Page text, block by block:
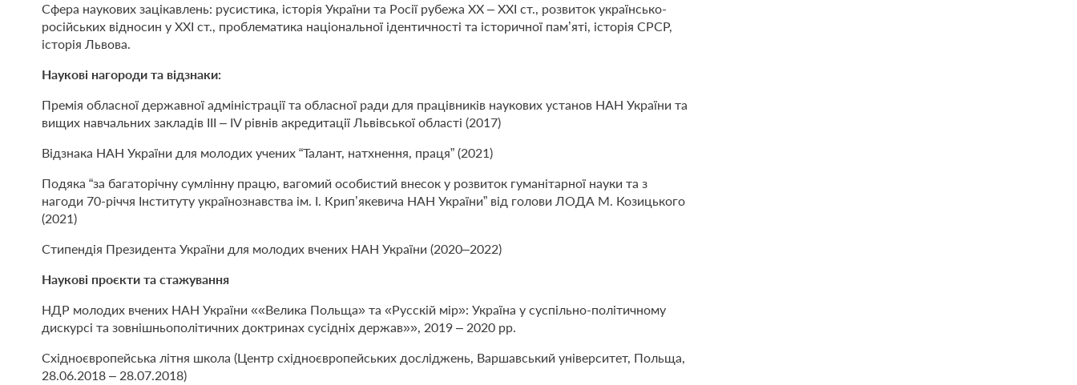
Сфера наукових зацікавлень: русистика, історія України та Росії рубежа XX – XXI ст., розвиток українсько-
російських відносин у XXI ст., проблематика національної ідентичності та історичної пам’яті, історія СРСР,
історія Львова.
Наукові нагороди та відзнаки:
Премія обласної державної адміністрації та обласної ради для працівників наукових установ НАН України та
вищих навчальних закладів III – IV рівнів акредитації Львівської області (2017)
Відзнака НАН України для молодих учених “Талант, натхнення, праця” (2021)
Подяка “за багаторічну сумлінну працю, вагомий особистий внесок у розвиток гуманітарної науки та з
нагоди 70-річчя Інституту українознавства ім. І. Крип’якевича НАН України” від голови ЛОДА М. Козицького
(2021)
Стипендія Президента України для молодих вчених НАН України (2020–2022)
Наукові проєкти та стажування
НДР молодих вчених НАН України ««Велика Польща» та «Русскій мір»: Україна у суспільно-політичному
дискурсі та зовнішньополітичних доктринах сусідніх держав»», 2019 – 2020 рр.
Східноєвропейська літня школа (Центр східноєвропейських досліджень, Варшавський університет, Польща,
28.06.2018 – 28.07.2018)